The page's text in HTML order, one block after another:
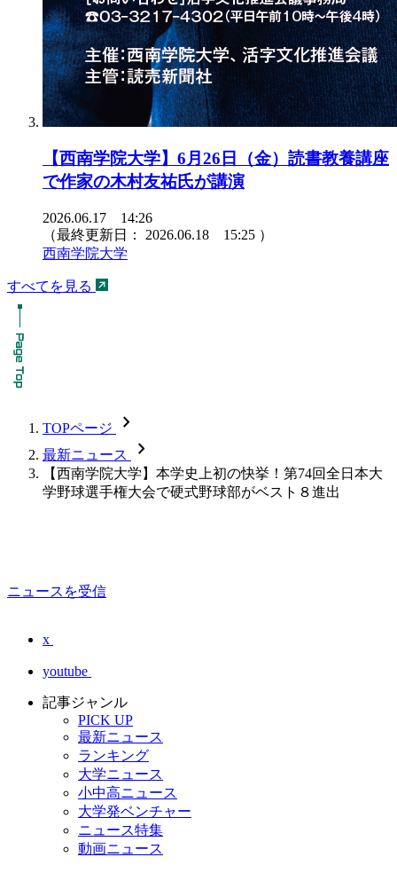
【西南学院大学】6月26日（金）読書教養講座
で作家の木村友祐氏が講演
2026.06.17 14:26
（最終更新日： 2026.06.18 15:25 ）
西南学院大学
すべてを見る
TOPページ chevron_forward
最新ニュース chevron_forward
【西南学院大学】本学史上初の快挙！第74回全日本大
学野球選手権大会で硬式野球部がベスト８進出
ニュースを受信
x
youtube
記事ジャンル
PICK UP
最新ニュース
ランキング
大学ニュース
小中高ニュース
大学発ベンチャー
ニュース特集
動画ニュース